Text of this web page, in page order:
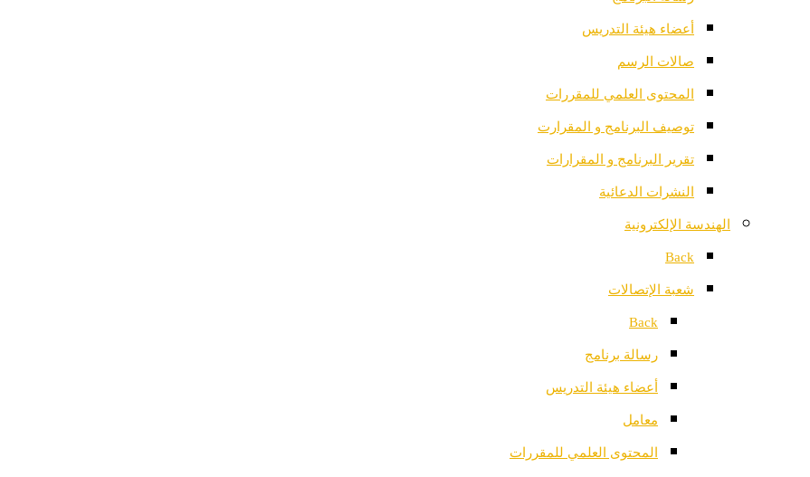
أعضاء هيئة التدريس
صالات الرسم
المحتوى العلمي للمقررات
توصيف البرنامج و المقرارت
تقرير البرنامج و المقرارات
النشرات الدعائية
الهندسة الإلكترونية
Back
شعبة الإتصالات
Back
رسالة برنامج
أعضاء هيئة التدريس
معامل
المحتوى العلمي للمقررات